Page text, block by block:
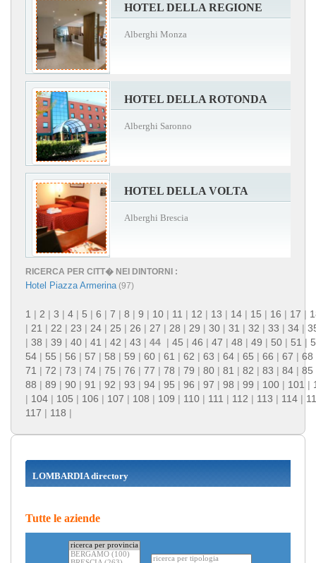
HOTEL DELLA REGIONE
Alberghi Monza
HOTEL DELLA ROTONDA
Alberghi Saronno
HOTEL DELLA VOLTA
Alberghi Brescia
RICERCA PER CITT� NEI DINTORNI :
Hotel Piazza Armerina(97)
1 | 2 | 3 | 4 | 5 | 6 | 7 | 8 | 9 | 10 | 11 | 12 | 13 | 14 | 15 | 16 | 17 |
| 21 | 22 | 23 | 24 | 25 | 26 | 27 | 28 | 29 | 30 | 31 | 32 | 33 | 34 |
| 38 | 39 | 40 | 41 | 42 | 43 | 44 | 45 | 46 | 47 | 48 | 49 | 50 | 51 |
54 | 55 | 56 | 57 | 58 | 59 | 60 | 61 | 62 | 63 | 64 | 65 | 66 | 67 | 68
71 | 72 | 73 | 74 | 75 | 76 | 77 | 78 | 79 | 80 | 81 | 82 | 83 | 84 | 85
88 | 89 | 90 | 91 | 92 | 93 | 94 | 95 | 96 | 97 | 98 | 99 | 100 | 101 |
| 104 | 105 | 106 | 107 | 108 | 109 | 110 | 111 | 112 | 113 | 114 |
117 | 118 |
LOMBARDIA directory
Tutte le aziende